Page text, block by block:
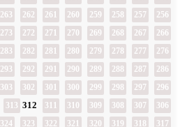
256
257
258
259
260
261
262
263
266
267
268
269
270
271
272
273
276
277
278
279
280
281
282
283
286
287
288
289
290
291
292
293
296
297
298
299
300
301
302
303
306
307
308
309
310
311
313
317
318
319
320
321
322
323
324